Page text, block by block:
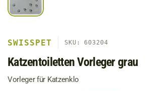
SWISSPET SKU: 603204
Katzentoiletten Vorleger grau
Vorleger für Katzenklo